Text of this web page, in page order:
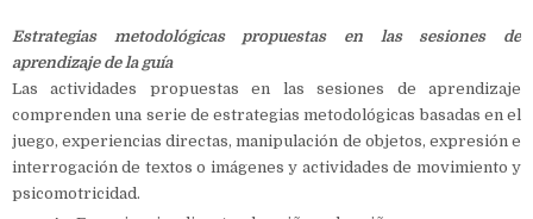
Estrategias metodológicas propuestas en las sesiones de
aprendizaje de la guía
Las actividades propuestas en las sesiones de aprendizaje
comprenden una serie de estrategias metodológicas basadas en el
juego, experiencias directas, manipulación de objetos, expresión e
interrogación de textos o imágenes y actividades de movimiento y
psicomotricidad.